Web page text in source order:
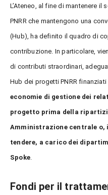
L’Ateneo, al fine di mantenere
PNRR che mantengono una
(Hub), ha definito il quadro di
contribuzione. In particolare,
di contributi straordinari,
Hub dei progetti PNRR finanziati
economie di gestione dei
progetto prima della
Amministrazione centrale o,
tendere, a carico dei
Spoke.
Fondi per il